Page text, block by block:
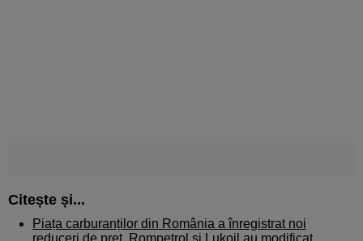
Citește și...
Piața carburanților din România a înregistrat noi
reduceri de preț. Rompetrol și Lukoil au modificat